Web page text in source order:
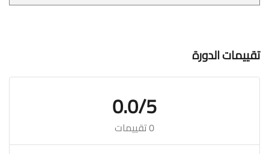
تقييمات الدورة
0.0/5
0 تقييمات